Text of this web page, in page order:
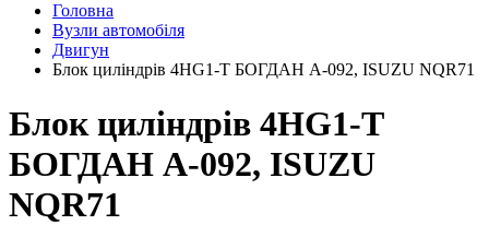
Головна
Вузли автомобіля
Двигун
Блок циліндрів 4HG1-T БОГДАН А-092, ISUZU NQR71
Блок циліндрів 4HG1-T
БОГДАН А-092, ISUZU
NQR71